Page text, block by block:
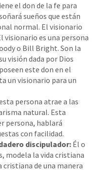
el don de la fe para
sueños que están
normal. El visionario
visionario es una persona
o Bill Bright. Son la
visión dada por Dios
este don en el
un visionario para un
persona atrae a las
natural. Esta
persona, hablará
con facilidad.
discipulador:Él o
modela la vida cristiana
cristiana de una manera